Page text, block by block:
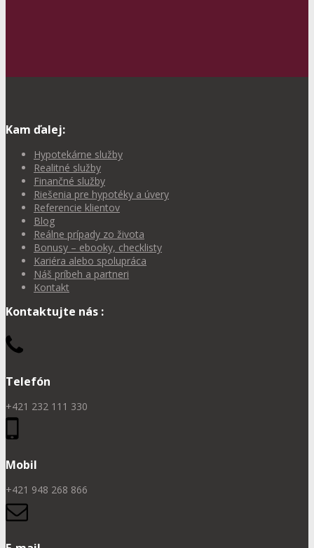
Kam ďalej:
Hypotekárne služby
Realitné služby
Finančné služby
Riešenia pre hypotéky a úvery
Referencie klientov
Blog
Reálne prípady zo života
Bonusy – ebooky, checklisty
Kariéra alebo spolupráca
Náš príbeh a partneri
Kontakt
Kontaktujte nás :
Telefón
+421 232 111 330
Mobil
+421 948 268 866